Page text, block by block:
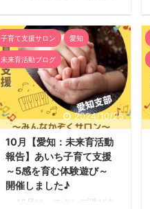
一人一人が各ブースに分か
れ活動出来たことはとても
勉強 ...
ォーラム2024」にパネル展
示で未来育活動を紹介しま
した 12月15日(日)に「と
よたこどもの権利フォーラ
ム2024」が豊田市福祉セン
ターで開催されました。大
人3名・子ども2名が会場ブ
ースに来場してくださいま
した。 ⑧主催者の感想 未
来育プロジェクト愛知支部
では、パネル展示という形
で活動紹介をさせて頂きま
した。パネルを作成するに
あたって、愛知支部だけで
なく、岐阜支部と事務局に
子育て支援サロン 愛知
未来育活動ブログ
2024/10/25
10月【愛知：未来育活動
報告】あいち子育て支援
～5感を育む体験遊び～
開催しました♪
10月は、スタンプ遊びを